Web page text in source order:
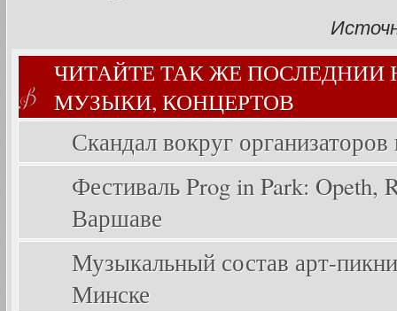
ЧИТАЙТЕ ТАК ЖЕ ПОСЛЕДНИИ
МУЗЫКИ, КОНЦЕРТОВ
Скандал вокруг
Фестиваль Prog in Park: Opeth,
Варшаве
Музыкальный состав арт-
Минске